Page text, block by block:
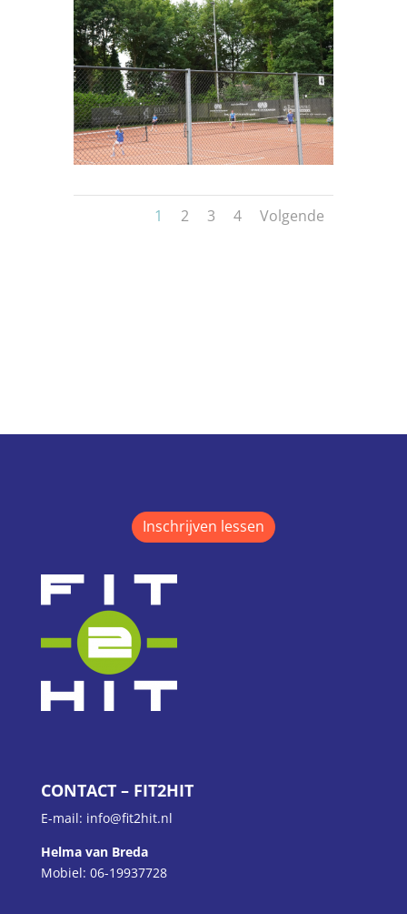
1 2 3 4 Volgende
Inschrijven lessen
CONTACT – FIT2HIT
E-mail: info@fit2hit.nl
Helma van Breda
Mobiel: 06-19937728